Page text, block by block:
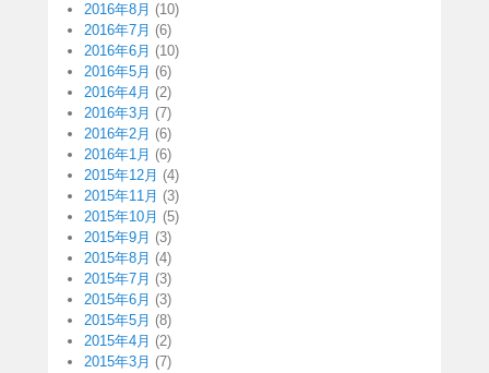
2016年8月 (10)
2016年7月 (6)
2016年6月 (10)
2016年5月 (6)
2016年4月 (2)
2016年3月 (7)
2016年2月 (6)
2016年1月 (6)
2015年12月 (4)
2015年11月 (3)
2015年10月 (5)
2015年9月 (3)
2015年8月 (4)
2015年7月 (3)
2015年6月 (3)
2015年5月 (8)
2015年4月 (2)
2015年3月 (7)